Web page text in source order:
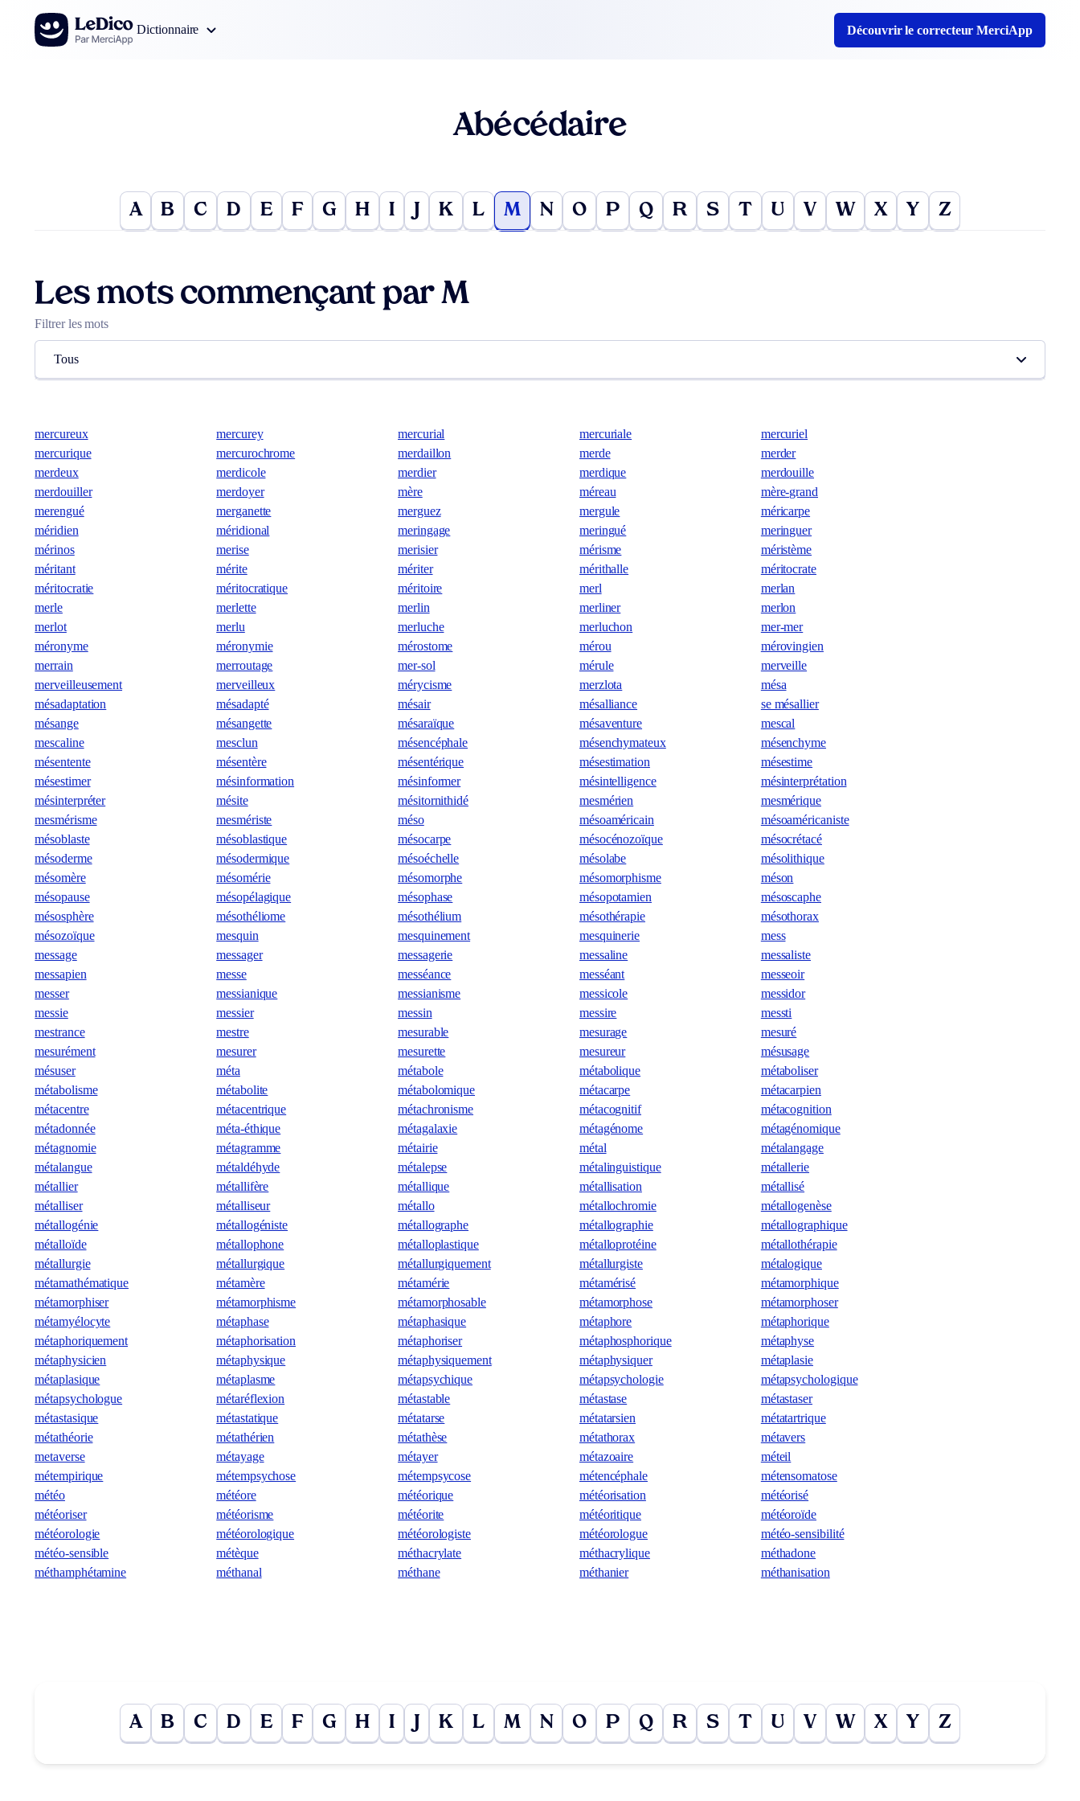
Aller au contenu
Dictionnaire Découvrir le correcteur MerciApp
Abécédaire
A B C D E F G H I J K L M N O P Q R S T U V W X Y Z
Les mots commençant par M
Filtrer les mots
Tous
mercureux mercurey mercurial mercuriale
mercuriel
mercurique
mercurochrome merdaillon merde
merder
merdeux
merdicole merdier merdique
merdouille
merdouiller
merdoyer mère méreau
mère-grand
merengué
merganette merguez mergule
méricarpe
méridien
méridional meringage meringué
meringuer
mérinos
merise merisier mérisme
méristème
méritant
mérite mériter mérithalle
méritocrate
méritocratie
méritocratique méritoire merl
merlan
merle
merlette merlin merliner
merlon
merlot
merlu merluche merluchon
mer-mer
méronyme
méronymie mérostome mérou
mérovingien
merrain
merroutage mer-sol mérule
merveille
merveilleusement
merveilleux mérycisme merzlota
mésa
mésadaptation
mésadapté mésair mésalliance
se mésallier
mésange
mésangette mésaraïque mésaventure
mescal
mescaline
mesclun mésencéphale mésenchymateux
mésenchyme
mésentente
mésentère mésentérique mésestimation
mésestime
mésestimer
mésinformation mésinformer mésintelligence
mésinterprétation
mésinterpréter
mésite mésitornithidé mesmérien
mesmérique
mesmérisme
mesmériste méso mésoaméricain
mésoaméricaniste
mésoblaste
mésoblastique mésocarpe mésocénozoïque
mésocrétacé
mésoderme
mésodermique mésoéchelle mésolabe
mésolithique
mésomère
mésomérie mésomorphe mésomorphisme
méson
mésopause
mésopélagique mésophase mésopotamien
mésoscaphe
mésosphère
mésothéliome mésothélium mésothérapie
mésothorax
mésozoïque
mesquin mesquinement mesquinerie
mess
message
messager messagerie messaline
messaliste
messapien
messe messéance messéant
messeoir
messer
messianique messianisme messicole
messidor
messie
messier messin messire
messti
mestrance
mestre mesurable mesurage
mesuré
mesurément
mesurer mesurette mesureur
mésusage
mésuser
méta métabole métabolique
métaboliser
métabolisme
métabolite métabolomique métacarpe
métacarpien
métacentre
métacentrique métachronisme métacognitif
métacognition
métadonnée
méta-éthique métagalaxie métagénome
métagénomique
métagnomie
métagramme métairie métal
métalangage
métalangue
métaldéhyde métalepse métalinguistique
métallerie
métallier
métallifère métallique métallisation
métallisé
métalliser
métalliseur métallo métallochromie
métallogenèse
métallogénie
métallogéniste métallographe métallographie
métallographique
métalloïde
métallophone métalloplastique métalloprotéine
métallothérapie
métallurgie
métallurgique métallurgiquement métallurgiste
métalogique
métamathématique
métamère métamérie métamérisé
métamorphique
métamorphiser
métamorphisme métamorphosable métamorphose
métamorphoser
métamyélocyte
métaphase métaphasique métaphore
métaphorique
métaphoriquement
métaphorisation métaphoriser métaphosphorique
métaphyse
métaphysicien
métaphysique métaphysiquement métaphysiquer
métaplasie
métaplasique
métaplasme métapsychique métapsychologie
métapsychologique
métapsychologue
métaréflexion métastable métastase
métastaser
métastasique
métastatique métatarse métatarsien
métatartrique
métathéorie
métathérien métathèse métathorax
métavers
metaverse
métayage métayer métazoaire
méteil
métempirique
métempsychose métempsycose métencéphale
métensomatose
météo
météore météorique météorisation
météorisé
météoriser
météorisme météorite météoritique
météoroïde
météorologie
météorologique météorologiste météorologue
météo-sensibilité
météo-sensible
métèque méthacrylate méthacrylique
méthadone
méthamphétamine
méthanal méthane méthanier méthanisation
A B C D E F G H I J K L M N O P Q R S T U V W X Y Z